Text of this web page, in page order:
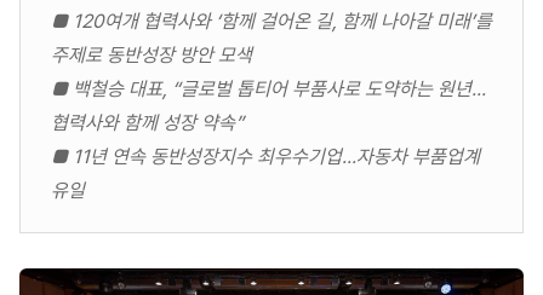
■ 120여개 협력사와 ‘함께 걸어온 길, 함께 나아갈 미래’를
주제로 동반성장 방안 모색
■ 백철승 대표, “글로벌 톱티어 부품사로 도약하는 원년...
협력사와 함께 성장 약속”
■ 11년 연속 동반성장지수 최우수기업...자동차 부품업계
유일